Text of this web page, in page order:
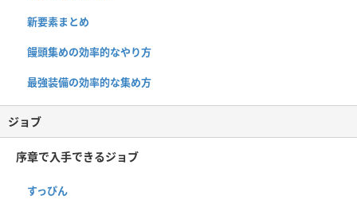
新要素まとめ
饅頭集めの効率的なやり方
最強装備の効率的な集め方
ジョブ
序章で入手できるジョブ
すっぴん